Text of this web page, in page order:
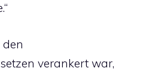
verankert war,